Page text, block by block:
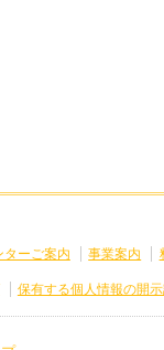
ターご案内 事業案内
保有する個人情報の開